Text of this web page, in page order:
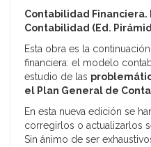
Contabilidad Financiera.
Contabilidad (Ed.
Esta obra es la
financiera: el modelo
estudio de las
el Plan General de
En esta nueva edición se
corregirlos o actualizarlos
Sin ánimo de ser